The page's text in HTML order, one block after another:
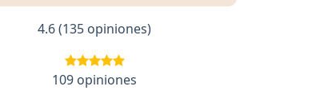
4.6 (135 opiniones)
109 opiniones